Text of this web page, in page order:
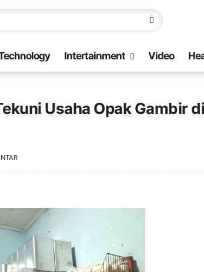
Intertainment Video
Usaha Opak Gambir